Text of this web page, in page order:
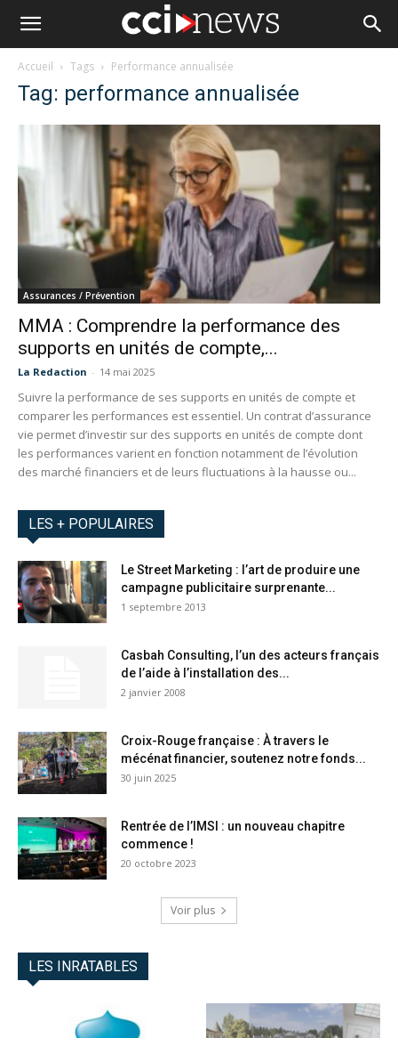
Accueil Tags Performance annualisée
Tag: performance annualisée
Assurances / Prévention
MMA : Comprendre la performance des
supports en unités de compte,...
La Redaction - 14 mai 2025
Suivre la performance de ses supports en unités de compte et
comparer les performances est essentiel. Un contrat d’assurance
vie permet d’investir sur des supports en unités de compte dont
les performances varient en fonction notamment de l’évolution
des marché financiers et de leurs fluctuations à la hausse ou...
LES + POPULAIRES
Le Street Marketing : l’art de produire une
campagne publicitaire surprenante...
1 septembre 2013
Casbah Consulting, l’un des acteurs français
de l’aide à l’installation des...
2 janvier 2008
Croix-Rouge française : À travers le
mécénat financier, soutenez notre fonds...
30 juin 2025
Rentrée de l’IMSI : un nouveau chapitre
commence !
20 octobre 2023
Voir plus
LES INRATABLES